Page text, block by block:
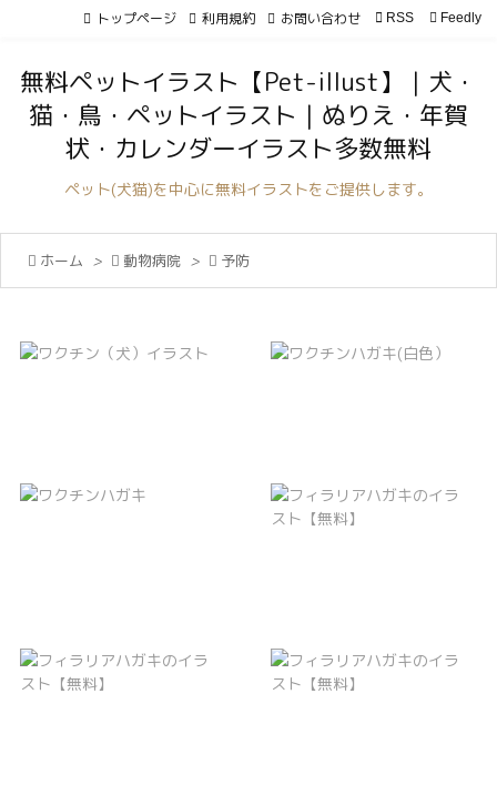


サイド

トップページ 利用規約 お問い合わせ  RSS Feedly
無料ペットイラスト【Pet-illust】｜犬・
猫・鳥・ペットイラスト｜ぬりえ・年賀
状・カレンダーイラスト多数無料
ペット(犬猫)を中心に無料イラストをご提供します。
 ホーム >  動物病院 >  予防